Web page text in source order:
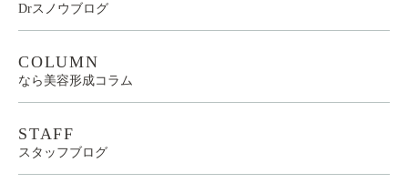
Drスノウブログ
COLUMN
なら美容形成コラム
STAFF
スタッフブログ